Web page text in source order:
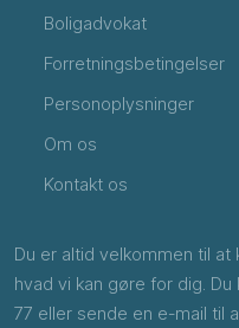
Boligadvokat
Forretningsbetingelser
Personoplysninger
Om os
Kontakt os
Du er altid velkommen til
hvad vi kan gøre for dig.
77 eller sende en e-mail til